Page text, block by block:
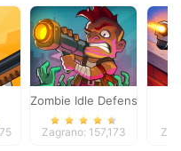
Zombie Idle Defense
Zagrano: 157,173